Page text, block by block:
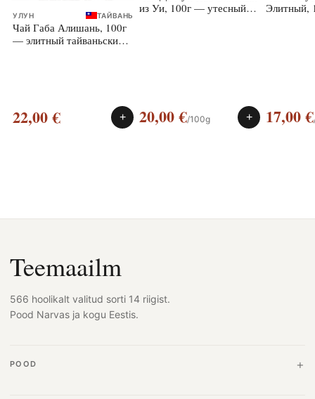
УЛУН ТАЙВАНЬ
Чай Габа Алишань, 100г
— элитный тайваньский
22,00€ +
из Уи, 100г — утесный
20,00€/100g +
Элитный,
17,00€
Teemaailm
566 hoolikalt valitud sorti 14 riigist.
Pood Narvas ja kogu Eestis.
POOD